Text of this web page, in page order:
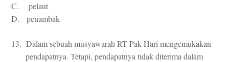
C. pelaut
D. penambak
13. Dalam sebuah musyawarah RT Pak Hari mengemukakan
pendapatnya. Tetapi, pendapatnya tidak diterima dalam